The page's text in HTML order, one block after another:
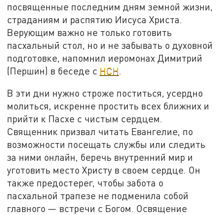
посвященные последним дням земной жизни,
страданиям и распятию Иисуса Христа.
Верующим важно не только готовить
пасхальный стол, но и не забывать о духовной
подготовке, напомнил иеромонах Димитрий
(Першин) в беседе с НСН.
В эти дни нужно строже поститься, усердно
молиться, искренне простить всех ближних и
прийти к Пасхе с чистым сердцем.
Священник призвал читать Евангелие, по
возможности посещать службы или следить
за ними онлайн, беречь внутренний мир и
уготовить место Христу в своем сердце. Он
также предостерег, чтобы забота о
пасхальной трапезе не подменила собой
главного — встречи с Богом. Освящение